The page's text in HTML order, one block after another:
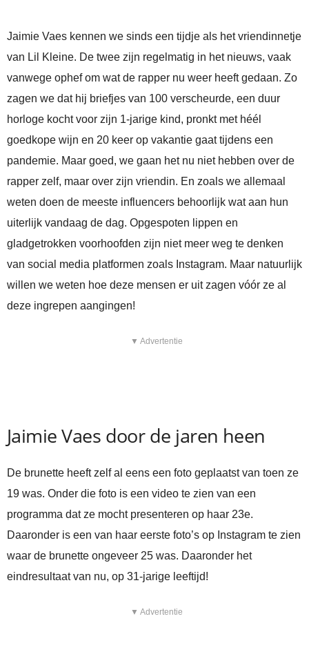
Jaimie Vaes kennen we sinds een tijdje als het vriendinnetje
van Lil Kleine. De twee zijn regelmatig in het nieuws, vaak
vanwege ophef om wat de rapper nu weer heeft gedaan. Zo
zagen we dat hij briefjes van 100 verscheurde, een duur
horloge kocht voor zijn 1-jarige kind, pronkt met héél
goedkope wijn en 20 keer op vakantie gaat tijdens een
pandemie. Maar goed, we gaan het nu niet hebben over de
rapper zelf, maar over zijn vriendin. En zoals we allemaal
weten doen de meeste influencers behoorlijk wat aan hun
uiterlijk vandaag de dag. Opgespoten lippen en
gladgetrokken voorhoofden zijn niet meer weg te denken
van social media platformen zoals Instagram. Maar natuurlijk
willen we weten hoe deze mensen er uit zagen vóór ze al
deze ingrepen aangingen!
▼ Advertentie
Jaimie Vaes door de jaren heen
De brunette heeft zelf al eens een foto geplaatst van toen ze
19 was. Onder die foto is een video te zien van een
programma dat ze mocht presenteren op haar 23e.
Daaronder is een van haar eerste foto’s op Instagram te zien
waar de brunette ongeveer 25 was. Daaronder het
eindresultaat van nu, op 31-jarige leeftijd!
▼ Advertentie